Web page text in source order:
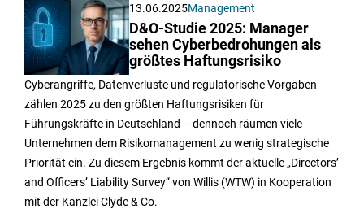
13.06.2025Management
D&O-Studie 2025: Manager
sehen Cyberbedrohungen als
größtes Haftungsrisiko
Cyberangriffe, Datenverluste und regulatorische Vorgaben
zählen 2025 zu den größten Haftungsrisiken für
Führungskräfte in Deutschland – dennoch räumen viele
Unternehmen dem Risikomanagement zu wenig strategische
Priorität ein. Zu diesem Ergebnis kommt der aktuelle „Directors’
and Officers’ Liability Survey“ von Willis (WTW) in Kooperation
mit der Kanzlei Clyde & Co.